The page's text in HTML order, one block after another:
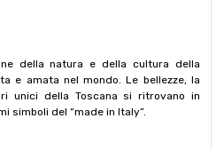
della natura e della cultura della
e amata nel mondo. Le bellezze, la
unici della Toscana si ritrovano in
simboli del “made in Italy”.